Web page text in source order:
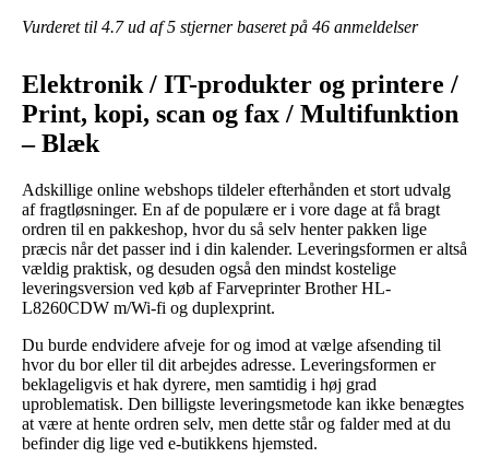
Vurderet til 4.7ud af 5 stjerner baseret på 46 anmeldelser
Elektronik / IT-produkter og printere /
Print, kopi, scan og fax / Multifunktion
– Blæk
Adskillige online webshops tildeler efterhånden et stort udvalg
af fragtløsninger. En af de populære er i vore dage at få bragt
ordren til en pakkeshop, hvor du så selv henter pakken lige
præcis når det passer ind i din kalender. Leveringsformen er altså
vældig praktisk, og desuden også den mindst kostelige
leveringsversion ved køb af Farveprinter Brother HL-
L8260CDW m/Wi-fi og duplexprint.
Du burde endvidere afveje for og imod at vælge afsending til
hvor du bor eller til dit arbejdes adresse. Leveringsformen er
beklageligvis et hak dyrere, men samtidig i høj grad
uproblematisk. Den billigste leveringsmetode kan ikke benægtes
at være at hente ordren selv, men dette står og falder med at du
befinder dig lige ved e-butikkens hjemsted.